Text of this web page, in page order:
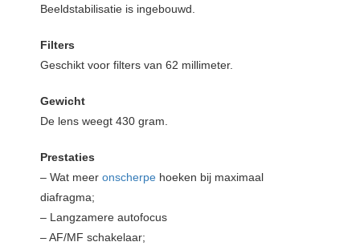
Beeldstabilisatie is ingebouwd.
Filters
Geschikt voor filters van 62 millimeter.
Gewicht
De lens weegt 430 gram.
Prestaties
– Wat meer onscherpe hoeken bij maximaal
diafragma;
– Langzamere autofocus
– AF/MF schakelaar;